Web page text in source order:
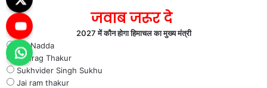
जवाब जरूर दे
2027 में कौन होगा हिमाचल का मुख्य मंत्री
J P Nadda
Anurag Thakur
Sukhvider Singh Sukhu
Jai ram thakur